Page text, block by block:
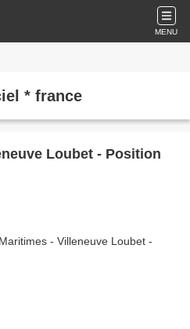
MENU
* france
Loubet - Position